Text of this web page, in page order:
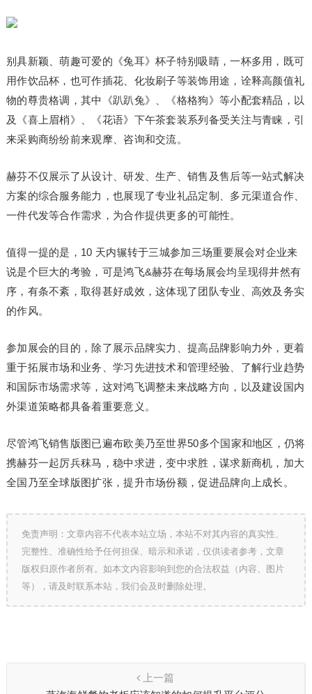
别具新颖、萌趣可爱的《兔耳》杯子特别吸睛，一杯多用，既可
用作饮品杯，也可作插花、化妆刷子等装饰用途，诠释高颜值礼
物的尊贵格调，其中《趴趴兔》、《格格狗》等小配套精品，以
及《喜上眉梢》、《花语》下午茶套装系列备受关注与青睐，引
来采购商纷纷前来观摩、咨询和交流。
赫芬不仅展示了从设计、研发、生产、销售及售后等一站式解决
方案的综合服务能力，也展现了专业礼品定制、多元渠道合作、
一件代发等合作需求，为合作提供更多的可能性。
值得一提的是，10 天内辗转于三城参加三场重要展会对企业来
说是个巨大的考验，可是鸿飞&赫芬在每场展会均呈现得井然有
序，有条不紊，取得甚好成效，这体现了团队专业、高效及务实
的作风。
参加展会的目的，除了展示品牌实力、提高品牌影响力外，更着
重于拓展市场和业务、学习先进技术和管理经验、了解行业趋势
和国际市场需求等，这对鸿飞调整未来战略方向，以及建设国内
外渠道策略都具备着重要意义。
尽管鸿飞销售版图已遍布欧美乃至世界50多个国家和地区，仍将
携赫芬一起厉兵秣马，稳中求进，变中求胜，谋求新商机，加大
全国乃至全球版图扩张，提升市场份额，促进品牌向上成长。
免责声明：文章内容不代表本站立场，本站不对其内容的真实性、
完整性、准确性给予任何担保、暗示和承诺，仅供读者参考，文章
版权归原作者所有。如本文内容影响到您的合法权益（内容、图片
等），请及时联系本站，我们会及时删除处理。
上一篇